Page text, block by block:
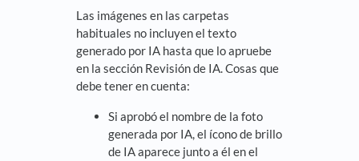
Las imágenes en las carpetas
habituales no incluyen el texto
generado por IA hasta que lo apruebe
en la sección Revisión de IA. Cosas que
debe tener en cuenta:
Si aprobó el nombre de la foto
generada por IA, el ícono de brillo
de IA aparece junto a él en el